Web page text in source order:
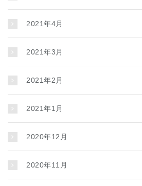
2021年4月
2021年3月
2021年2月
2021年1月
2020年12月
2020年11月